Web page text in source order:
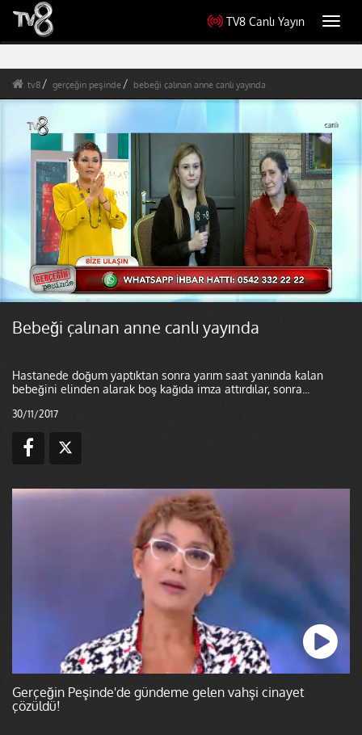
TV8 Canlı Yayın
tv8 gerçeğin peşinde bebeği çalınan anne canlı yayında
Bebeği çalınan anne canlı yayında
Hastanede doğum yaptıktan sonra yarım saat yanında kalan
bebeğini elinden alarak boş kağıda imza attırdılar, sonra...
30/11/2017
Gerçeğin Peşinde'de gündeme gelen vahşi cinayet
çözüldü!